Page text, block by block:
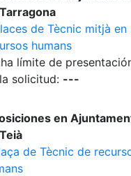
de Tècnic mitjà en
humans
límite de
solicitud: ---
en
de Tècnic de